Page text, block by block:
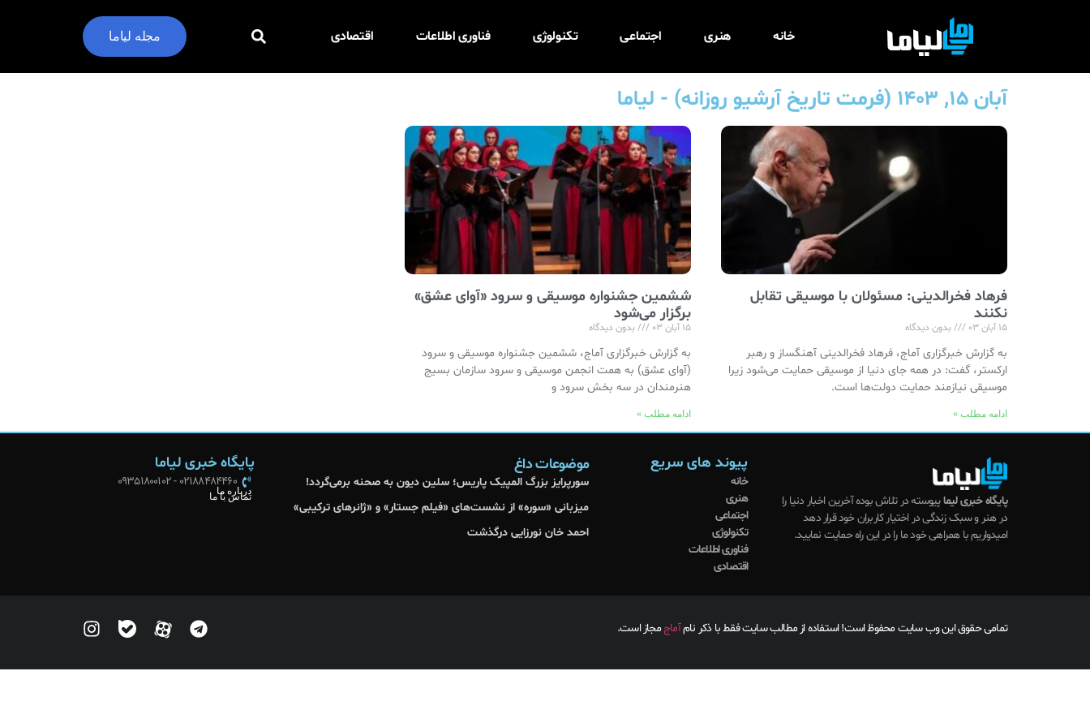
خانه هنری اجتماعی تکنولوژی فناوری اطلاعات اقتصادی مجله لیاما
آبان ۱۵, ۱۴۰۳ (فرمت تاریخ آرشیو روزانه) - لیاما
فرهاد فخرالدینی: مسئولان با موسیقی تقابل
نکنند
۱۵ آبان ۰۳ بدون دیدگاه
به گزارش خبرگزاری آماج، فرهاد فخرالدینی آهنگساز و رهبر
ارکستر، گفت: در همه جای دنیا از موسیقی حمایت می‌شود زیرا
موسیقی نیازمند حمایت دولت‌ها است.
ادامه مطلب »
ششمین جشنواره موسیقی و سرود «آوای عشق»
برگزار می‌شود
۱۵ آبان ۰۳ بدون دیدگاه
به گزارش خبرگزاری آماج، ششمین جشنواره موسیقی و سرود
(آوای عشق) به همت انجمن موسیقی و سرود سازمان بسیج
هنرمندان در سه بخش سرود و
ادامه مطلب »
پایگاه خبری لیماپیوسته در تلاش بوده آخرین اخبار دنیا را
در هنر و سبک زندگی در اختیار کاربران خود قرار دهد
امیدواریم با همراهی خود ما را در این راه حمایت نمایید.
پیوند های سریع
خانه
هنری
اجتماعی
تکنولوژی
فناوری اطلاعات
اقتصادی
موضوعات داغ
سورپرایز بزرگ المپیک پاریس؛ سلین دیون به صحنه برمی‌گردد!
میزبانی «سوره» از نشست‌های «فیلم جستار» و «ژانرهای ترکیبی»
احمد خان نورزایی درگذشت
پایگاه خبری لیاما
02188484460 - 09351800102
درباره ما
تماس با ما
تمامی حقوق این وب سایت محفوظ است! استفاده از مطالب سایت فقط با ذکر نامآماجمجاز است.